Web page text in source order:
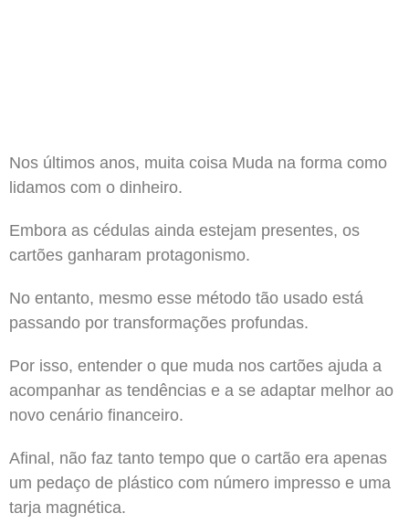
Nos últimos anos, muita coisa Muda na forma como
lidamos com o dinheiro.
Embora as cédulas ainda estejam presentes, os
cartões ganharam protagonismo.
No entanto, mesmo esse método tão usado está
passando por transformações profundas.
Por isso, entender o que muda nos cartões ajuda a
acompanhar as tendências e a se adaptar melhor ao
novo cenário financeiro.
Afinal, não faz tanto tempo que o cartão era apenas
um pedaço de plástico com número impresso e uma
tarja magnética.